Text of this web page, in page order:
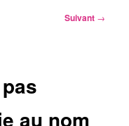
Suivant →
au nom